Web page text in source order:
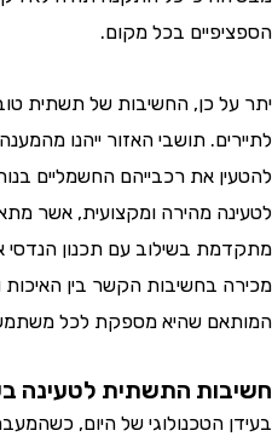
בכל מקום.
כן, החשיבות של תשתית טובה
תושבי האזור ייהנו מהמענה
את רכבייהם החשמליים בנוחות
מהירה ומקצועית, אשר
בשילוב עם תכנון הנדסי
בחשיבות הקשר בין האיכות
שהיא מספקת לכל משתמשי
התשתית לטעינה
הטכנולוגי של היום, כשהמעבר